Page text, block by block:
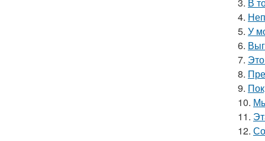
4.
5. У
6.
7.
8.
9.
10.
11.
12.